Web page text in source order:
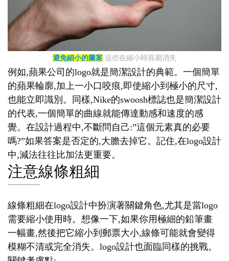
避免細小的圖案 這些在縮小時容易消失
例如,蘋果公司的logo就是簡潔設計的典範。一個簡單
的蘋果輪廓,加上一小口咬痕,即使縮小到極小的尺寸,
也能立即識別。同樣,Nike的swoosh標誌也是簡潔設計
的代表,一個簡單的曲線就能傳達動感和速度的感
覺。在設計過程中,不斷問自己:”這個元素真的必要
嗎?”如果答案是否定的,大膽去掉它。記住,在logo設計
中,減法往往比加法更重要。
注意線條粗細
線條粗細在logo設計中扮演著關鍵角色,尤其是當logo
需要縮小使用時。想像一下,如果你用極細的鉛筆畫
一幅畫,然後把它縮小到郵票大小,線條可能就會變得
模糊不清或完全消失。logo設計也面臨同樣的挑戰。